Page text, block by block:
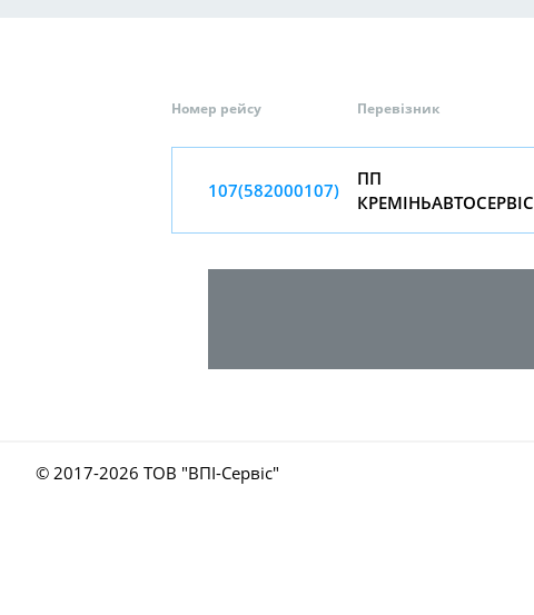
Номер рейсу Перевізник
107(582000107)
ПП
КРЕМIНЬАВТОСЕРВIС
© 2017-2026 ТОВ "ВПІ-Сервіс"